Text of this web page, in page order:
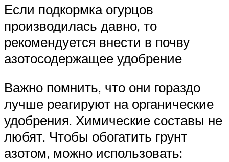
Если подкормка огурцов
производилась давно, то
рекомендуется внести в почву
азотосодержащее удобрение
Важно помнить, что они гораздо
лучше реагируют на органические
удобрения. Химические составы не
любят. Чтобы обогатить грунт
азотом, можно использовать: